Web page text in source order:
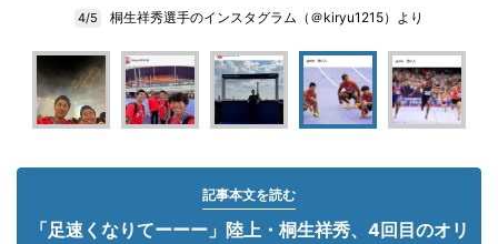
4/5 桐生祥秀選手のインスタグラム（＠kiryu1215）より
記事本文を読む
「足速くなりてーーー」陸上・桐生祥秀、4回目のオリ